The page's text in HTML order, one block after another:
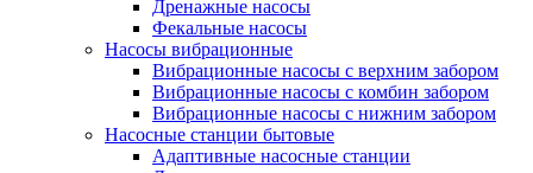
Дренажные насосы
Фекальные насосы
Насосы вибрационные
Вибрационные насосы с верхним забором
Вибрационные насосы с комбин забором
Вибрационные насосы с нижним забором
Насосные станции бытовые
Адаптивные насосные станции